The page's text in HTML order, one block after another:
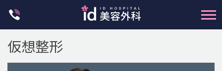
仮想整形